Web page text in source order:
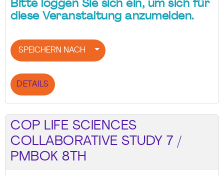
Bitte loggen Sie sich ein, um sich für
diese Veranstaltung anzumelden.
SPEICHERN NACH
DETAILS
COP LIFE SCIENCES
COLLABORATIVE STUDY 7 /
PMBOK 8TH